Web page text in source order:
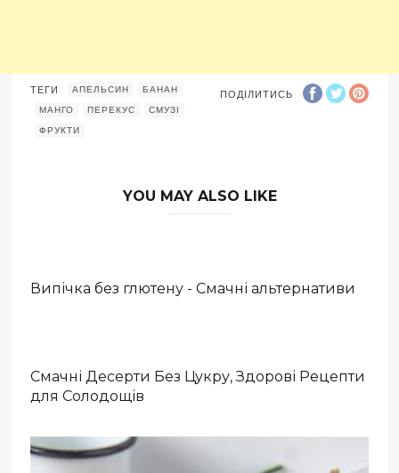
ПОДІЛИТИСЬ
ТЕГИ АПЕЛЬСИН БАНАН
МАНГО ПЕРЕКУС СМУЗІ
ФРУКТИ
YOU MAY ALSO LIKE
Випічка без глютену - Смачні альтернативи
Смачні Десерти Без Цукру, Здорові Рецепти
для Солодощів